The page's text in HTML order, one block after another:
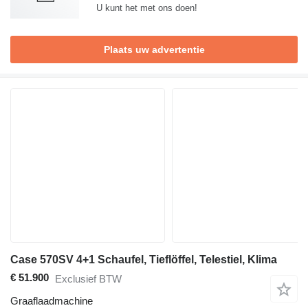
U kunt het met ons doen!
Plaats uw advertentie
Case 570SV 4+1 Schaufel, Tieflöffel, Telestiel, Klima
€ 51.900 Exclusief BTW
Graaflaadmachine